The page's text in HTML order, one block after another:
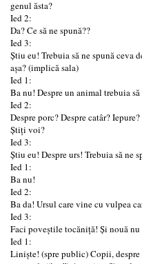
genul ăsta?
Ied 2:
Da? Ce să ne spună??
Ied 3:
Știu eu! Trebuia să ne spună ceva
așa? (implică sala)
Ied 1:
Ba nu! Despre un animal trebuia
Ied 2:
Despre porc? Despre catâr?
Știți voi?
Ied 3:
Știu eu! Despre urs! Trebuia să ne
Ied 1:
Ba nu!
Ied 2:
Ba da! Ursul care vine cu vulpea
Ied 3:
Faci poveștile tocăniță! Și nouă
Ied 1:
Liniște! (spre public) Copii,